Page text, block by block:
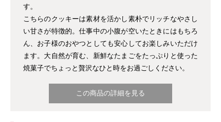
す。
こちらのクッキーは素材を活かし素朴でリッチなやさし
い甘さが特徴的。仕事中の小腹が空いたときにはもちろ
ん、お子様のおやつとしても安心してお楽しみいただけ
ます。大自然が育む、新鮮なたまごをたっぷりと使った
焼菓子でちょっと贅沢なひと時をお過ごしください。
この商品の詳細を見る